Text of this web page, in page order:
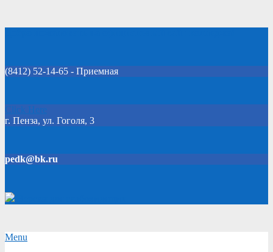
(8412) 52-14-65 - Приемная
Click Here
г. Пенза, ул. Гоголя, 3
pedk@bk.ru
Secondary
Menu